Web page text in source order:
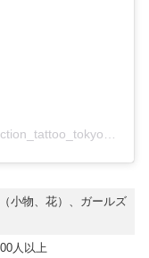
小物、花）、ガールズ
人以上